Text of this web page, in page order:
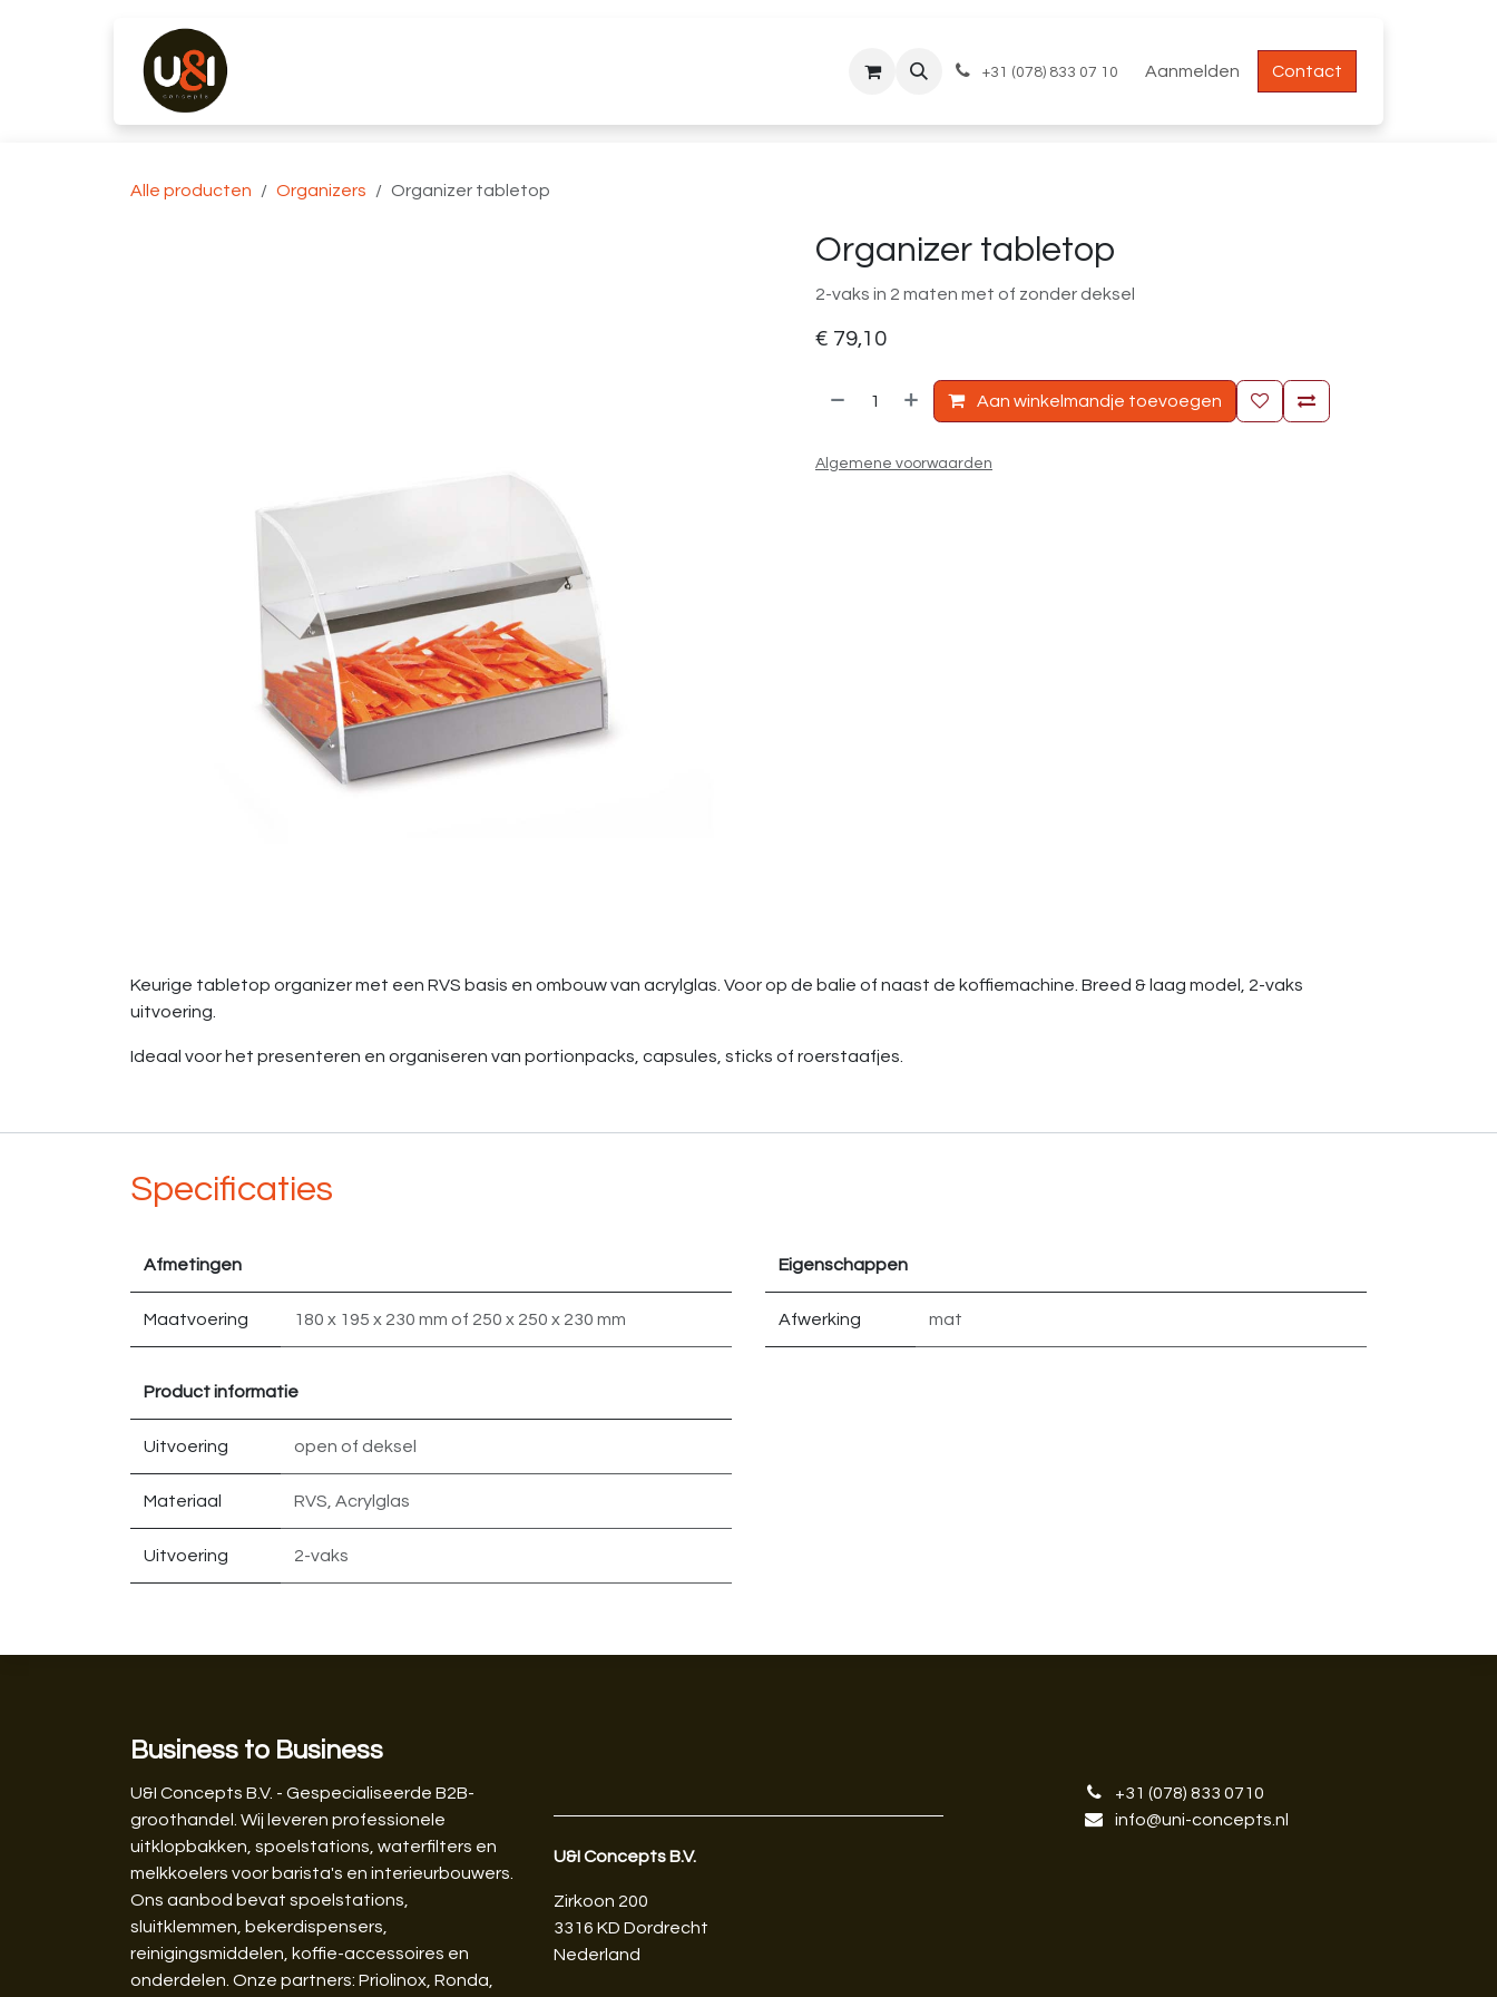
+31 (078) 833 07 10 Aanmelden Contact
Alle producten Organizers Organizer tabletop
Organizer tabletop
2-vaks in 2 maten met of zonder deksel
€ 79,10
Aan winkelmandje toevoegen
Algemene voorwaarden
Keurige tabletop organizer met een RVS basis en ombouw van acrylglas. Voor op de balie of naast de koffiemachine. Breed & laag model, 2-vaks
uitvoering.
Ideaal voor het presenteren en organiseren van portionpacks, capsules, sticks of roerstaafjes.
Specificaties
Afmetingen
Maatvoering 180 x 195 x 230 mm of 250 x 250 x 230 mm
Eigenschappen
Afwerking mat
Product informatie
Uitvoering open of deksel
Materiaal RVS Acrylglas
Uitvoering 2-vaks
Business to Business
U&I Concepts B.V. - Gespecialiseerde B2B-
groothandel. Wij leveren professionele
uitklopbakken, spoelstations, waterfilters en
melkkoelers voor barista's en interieurbouwers.
Ons aanbod bevat spoelstations,
sluitklemmen, bekerdispensers,
reinigingsmiddelen, koffie-accessoires en
onderdelen. Onze partners: Priolinox, Ronda,
U&I Concepts B.V.​
Zirkoon 200
3316 KD Dordrecht
Nederland
+31 (078) 833 0710
info@uni-concepts.nl